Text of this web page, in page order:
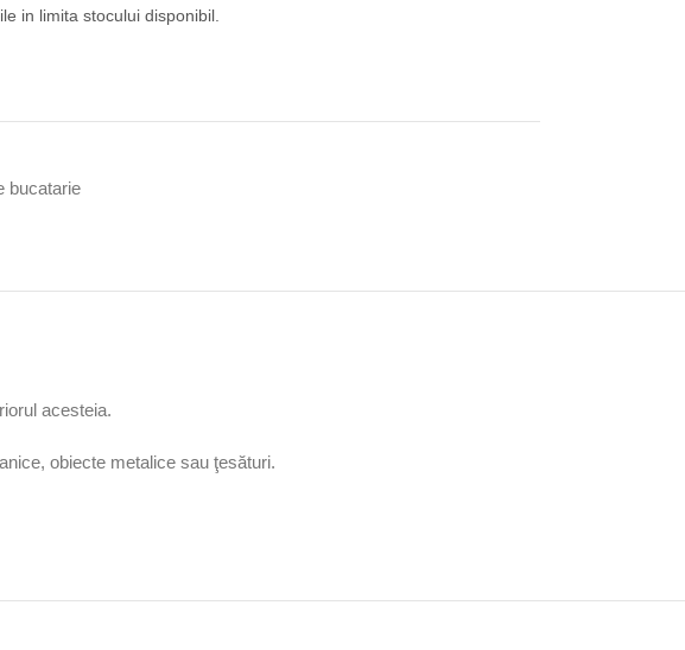
in limita stocului disponibil.
bucatarie
acesteia.
obiecte metalice sau ţesături.